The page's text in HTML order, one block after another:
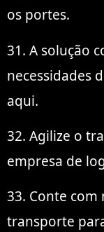
os portes.
31. A solução
necessidades
aqui.
32. Agilize o
empresa de
33. Conte com
transporte